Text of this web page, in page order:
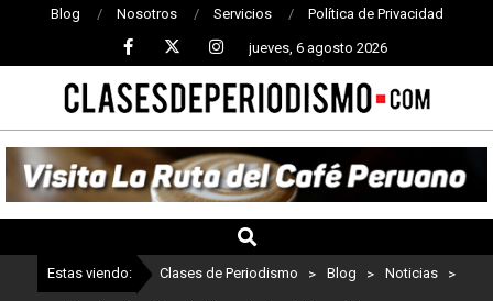
Blog Nosotros Servicios Política de Privacidad
jueves, 6 agosto 2026
CLASES
DE
PERIODISMO
Estas viendo: Clases de Periodismo > Blog > Noticias >